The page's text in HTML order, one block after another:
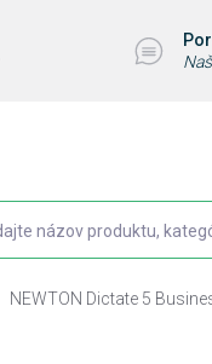
NEWTON Dictate 5